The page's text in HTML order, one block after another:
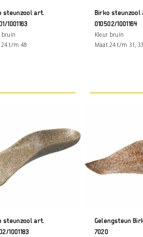
steunzool art.
1001163
bruin
24 t/m 48
Birko steunzool
010502/1001164
Kleur bruin
Maat 24 t/m 31,
steunzool art.
1001183
Gelengsteun
7020